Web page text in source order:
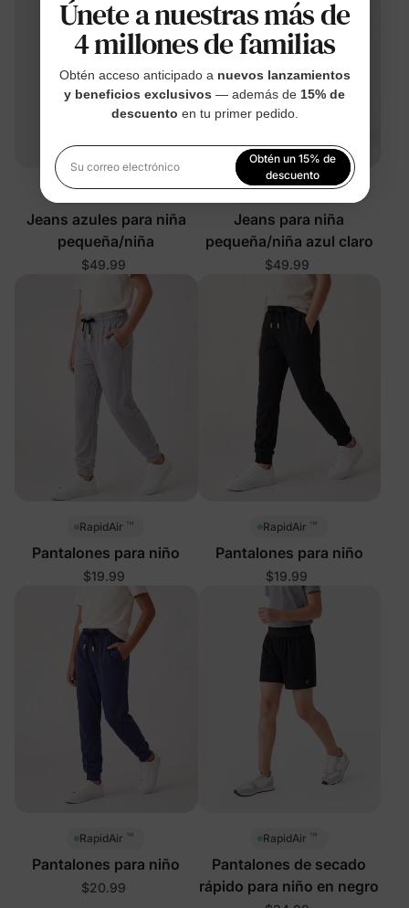
NúcleoElástico™
Jeans azules para niña
pequeña/niña
$49.99
NúcleoElástico™
Jeans para niña
pequeña/niña azul claro
$49.99
RapidAir ™
Pantalones para niño
$19.99
RapidAir ™
Pantalones para niño
$19.99
RapidAir ™
Pantalones para niño
$20.99
RapidAir ™
Pantalones de secado
rápido para niño en negro
Únete a nuestras más de
4 millones de familias
Obtén acceso anticipado a nuevos lanzamientos
y beneficios exclusivos — además de 15% de
descuento en tu primer pedido.
Su correo electrónico
Obtén un 15% de
descuento
Al registrarte, aceptas nuestra Política de privacidad